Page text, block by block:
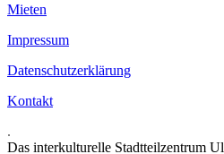
Mieten
Impressum
Datenschutzerklärung
Kontakt
.
Das interkulturelle Stadtteilzentrum